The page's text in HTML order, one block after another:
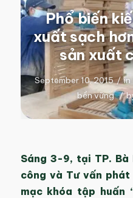
Phổ biến
xuất sạch
sản xuất
September 10, 2015 / in
bền vững /
Sáng 3-9, tại TP. Bà
công và Tư vấn
mạc khóa tập huấn